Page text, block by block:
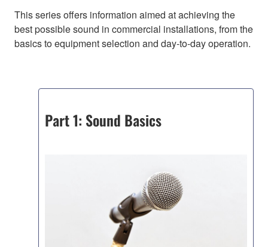
This series offers information aimed at achieving the
best possible sound in commercial installations, from the
basics to equipment selection and day-to-day operation.
Part 1: Sound Basics